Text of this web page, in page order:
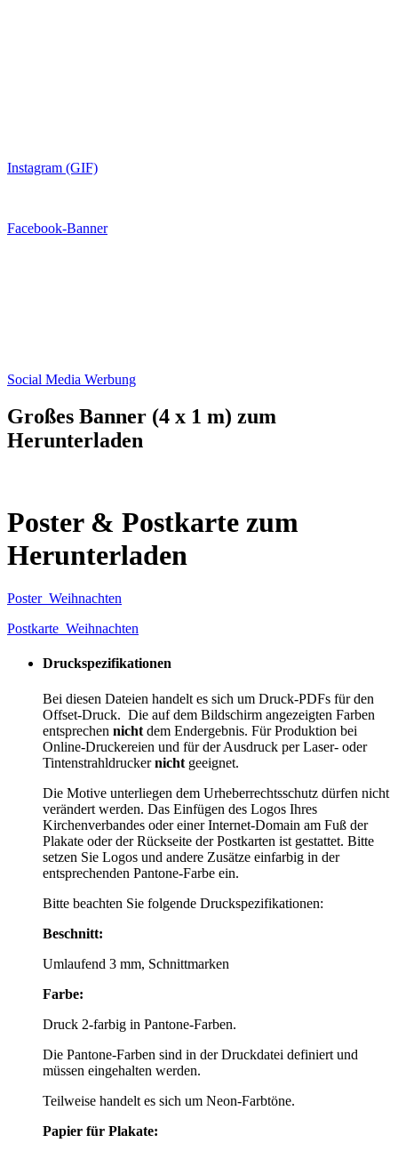
Instagram (GIF)
Facebook-Banner
Social Media Werbung
Großes Banner (4 x 1 m) zum
Herunterladen
Poster & Postkarte zum
Herunterladen
Poster_Weihnachten
Postkarte_Weihnachten
Druckspezifikationen
Bei diesen Dateien handelt es sich um Druck-PDFs für den
Offset-Druck. Die auf dem Bildschirm angezeigten Farben
entsprechen nicht dem Endergebnis. Für Produktion bei
Online-Druckereien und für der Ausdruck per Laser- oder
Tintenstrahldruckernicht geeignet.
Die Motive unterliegen dem Urheberrechtsschutz dürfen nicht
verändert werden. Das Einfügen des Logos Ihres
Kirchenverbandes oder einer Internet-Domain am Fuß der
Plakate oder der Rückseite der Postkarten ist gestattet. Bitte
setzen Sie Logos und andere Zusätze einfarbig in der
entsprechenden Pantone-Farbe ein.
Bitte beachten Sie folgende Druckspezifikationen:
Beschnitt:
Umlaufend 3 mm, Schnittmarken
Farbe:
Druck 2-farbig in Pantone-Farben.
Die Pantone-Farben sind in der Druckdatei definiert und
müssen eingehalten werden.
Teilweise handelt es sich um Neon-Farbtöne.
Papier für Plakate: